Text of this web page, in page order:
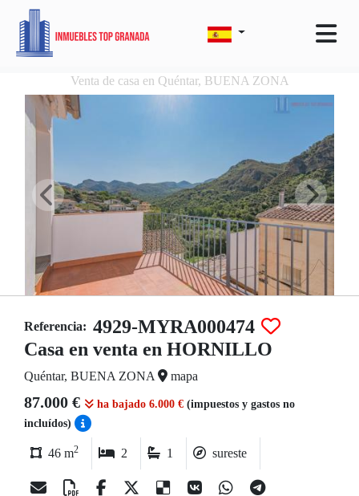
Venta de casa en Quéntar, BUENA ZONA
Referencia: 4929-MYRA000474
Casa en venta en HORNILLO
Quéntar, BUENA ZONA mapa
87.000 € ha bajado 6.000 € (impuestos y gastos no
incluídos)
46 m2 2 1 sureste